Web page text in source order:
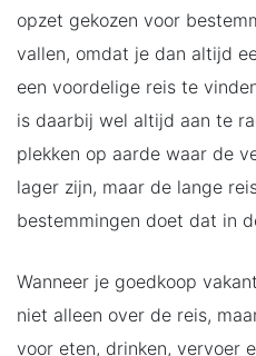
opzet gekozen voor
vallen, omdat je dan altijd
een voordelige reis te
is daarbij wel altijd aan te
plekken op aarde waar de
lager zijn, maar de lange
bestemmingen doet dat in
Wanneer je goedkoop
niet alleen over de reis,
voor eten, drinken, vervoer